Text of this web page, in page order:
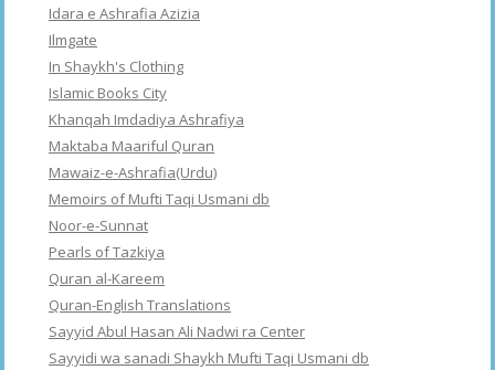
Idara e Ashrafia Azizia
Ilmgate
In Shaykh's Clothing
Islamic Books City
Khanqah Imdadiya Ashrafiya
Maktaba Maariful Quran
Mawaiz-e-Ashrafia(Urdu)
Memoirs of Mufti Taqi Usmani db
Noor-e-Sunnat
Pearls of Tazkiya
Quran al-Kareem
Quran-English Translations
Sayyid Abul Hasan Ali Nadwi ra Center
Sayyidi wa sanadi Shaykh Mufti Taqi Usmani db